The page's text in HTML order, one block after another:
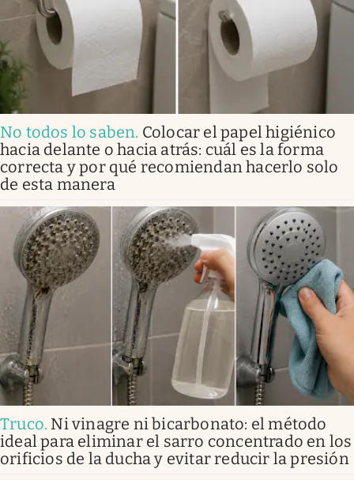
No todos lo saben. Colocar el papel higiénico
hacia delante o hacia atrás: cuál es la forma
correcta y por qué recomiendan hacerlo solo
de esta manera
Truco. Ni vinagre ni bicarbonato: el método
ideal para eliminar el sarro concentrado en los
orificios de la ducha y evitar reducir la presión